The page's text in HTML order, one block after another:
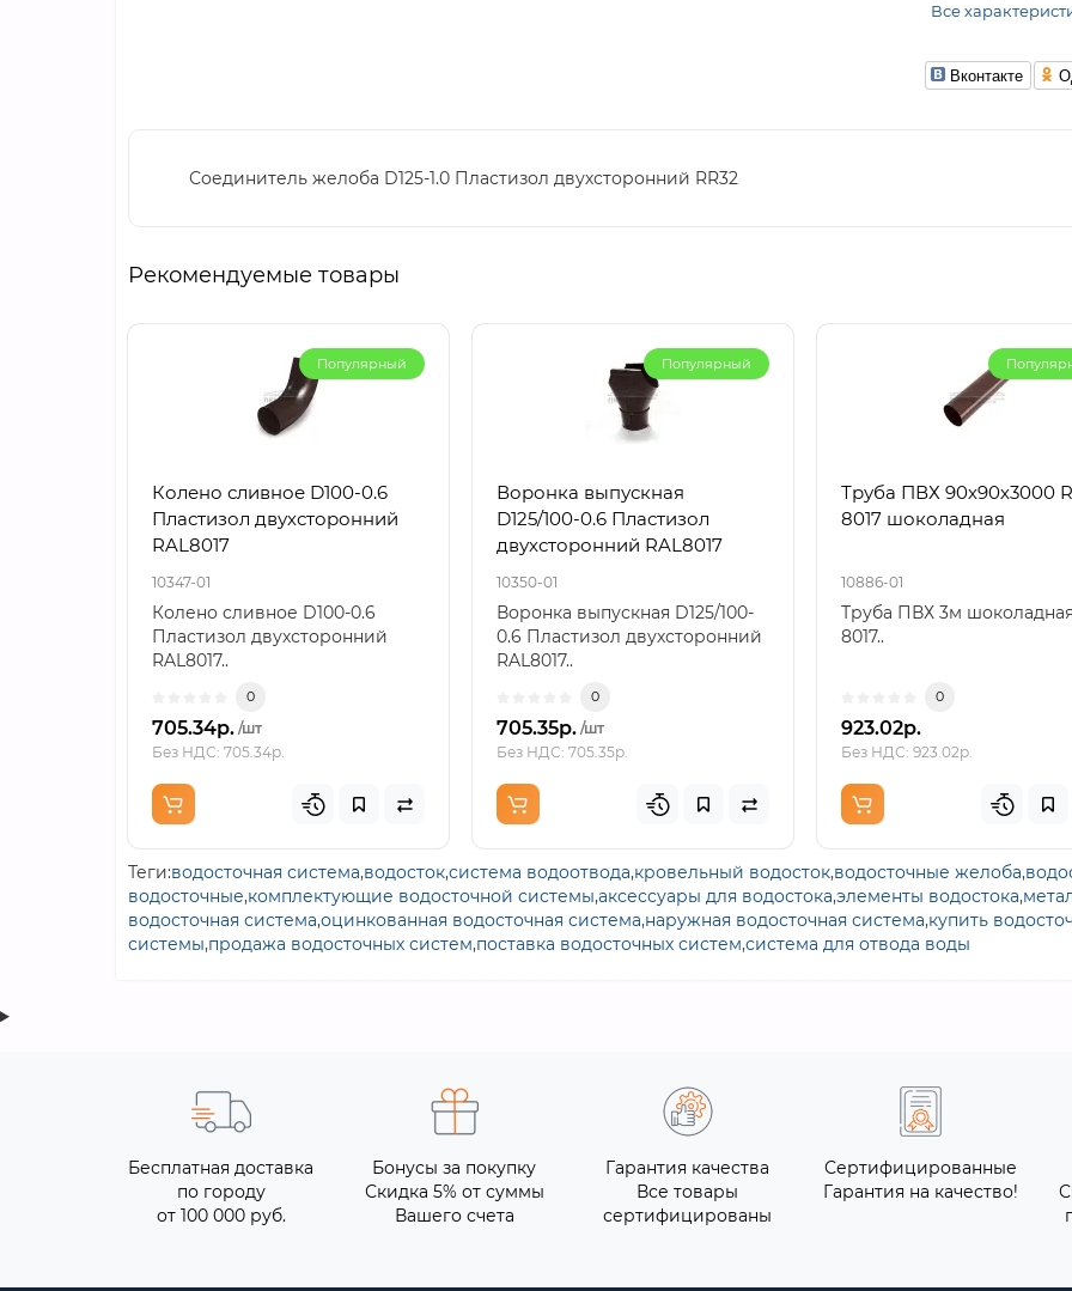
Все
Вконтакте
Соединитель желоба D125-1.0 Пластизол двухсторонний RR32
Рекомендуемые товары
Популярный
Колено сливное D100-0.6
Пластизол двухсторонний
RAL8017
10347-01
Колено сливное D100-0.6
Пластизол двухсторонний
RAL8017..
0
705.34р. /шт
Без НДС: 705.34р.
Популярный
Воронка выпускная
D125/100-0.6 Пластизол
двухсторонний RAL8017
10350-01
Воронка выпускная D125/100-
0.6 Пластизол двухсторонний
RAL8017..
0
705.35р. /шт
Без НДС: 705.35р.
Труба ПВХ 90х90х3000
8017 шоколадная
10886-01
Труба ПВХ 3м
8017..
0
923.02р.
Без НДС: 923.02р.
Теги:водосточная система,водосток,система водоотвода,кровельный водосток,водосточные желоба,
водосточные,комплектующие водосточной системы,аксессуары для водостока,элементы водостока,
водосточная система,оцинкованная водосточная система,наружная водосточная система,купить
системы,продажа водосточных систем,поставка водосточных систем,система для отвода воды
Бесплатная доставка
по городу
от 100 000 руб.
Бонусы за покупку
Скидка 5% от суммы
Вашего счета
Гарантия качества
Все товары
сертифицированы
Сертифицированные
Гарантия на качество!